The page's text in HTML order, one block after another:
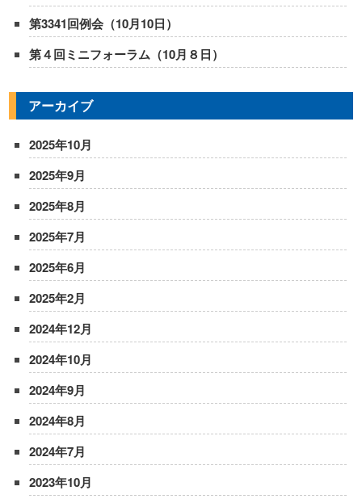
第3341回例会（10月10日）
第４回ミニフォーラム（10月８日）
アーカイブ
2025年10月
2025年9月
2025年8月
2025年7月
2025年6月
2025年2月
2024年12月
2024年10月
2024年9月
2024年8月
2024年7月
2023年10月